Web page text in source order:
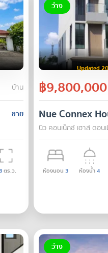
บ้าน
ขาย
ตร.ว.
ว่าง
Updated
฿9,800,000
Nue Connex
นิว คอนเน็กซ์ เฮาส์ ดอน
ห้องนอน 3 ห้องน้ำ4
ว่าง